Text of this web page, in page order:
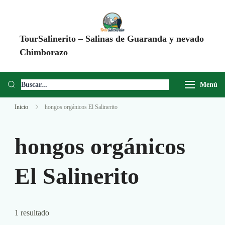
TourSalinerito – Salinas de Guaranda y nevado
Chimborazo
Chimborazo, Minas de Sal, Quesera El Salinerito, Chocolates El
Menú
Inicio hongos orgánicos El Salinerito
hongos orgánicos
El Salinerito
1 resultado